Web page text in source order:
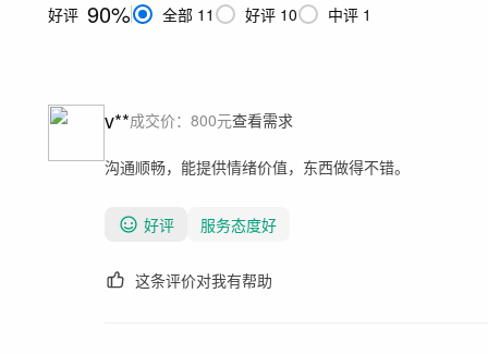
好评 90% 全部 11 好评 10 中评 1
v**成交价： 800元查看需求
沟通顺畅，能提供情绪价值，东西做得不错。
好评 服务态度好
这条评价对我有帮助